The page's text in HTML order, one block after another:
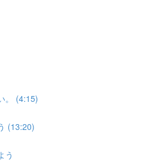
。 (4:15)
(13:20)
う